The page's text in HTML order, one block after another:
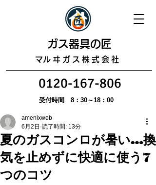
​ガス器具の匠
​マルヰガス株式会社
0120-167-806
受付時間 8：30～18：00
夏のガスコンロが暑い…換
気を止めずに快適に使う7
つのコツ
amenixweb
6月2日 読了時間: 13分